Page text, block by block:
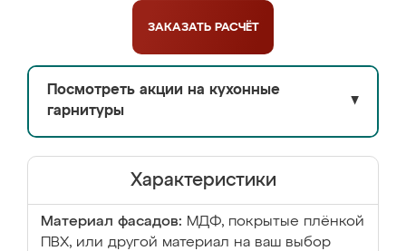
ЗАКАЗАТЬ РАСЧЁТ
Посмотреть акции на кухонные
гарнитуры
▼
Характеристики
Материал фасадов: МДФ, покрытые плёнкой
ПВХ, или другой материал на ваш выбор